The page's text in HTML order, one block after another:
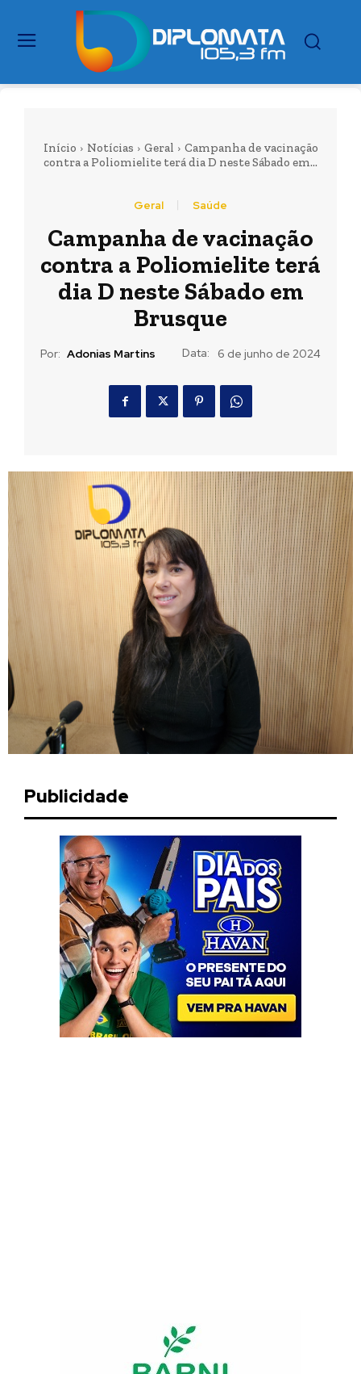
Início Notícias Geral
Campanha de vacinação
contra a Poliomielite terá dia D neste Sábado em...
Geral Saúde
Campanha de vacinação
contra a Poliomielite terá
dia D neste Sábado em
Brusque
Por: Adonias Martins Data: 6 de junho de 2024
Publicidade